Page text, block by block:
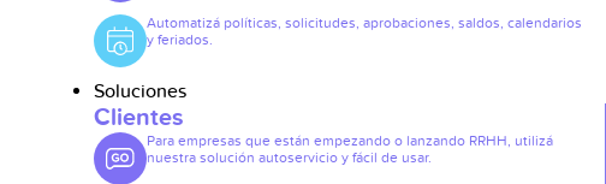
Automatizá políticas, solicitudes, aprobaciones, saldos, calendarios
y feriados.
Soluciones
Clientes
Para empresas que están empezando o lanzando RRHH, utilizá
nuestra solución autoservicio y fácil de usar.